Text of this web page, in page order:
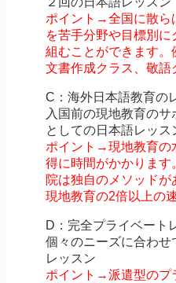
ポイント→全国に散ら
を苦手分野や目標別
組むことができます。
文書作成クラス、敬語
C：海外日本語教育の
入国前の現地教育のサ
としての日本語レッス
ポイント→現地教育の
得に時間がかかります
院は独自のメソッド
現地教育の2倍以上の
D：完全プライベート
個々のニーズに合わせ
レッスン
ポイント→派遣型のプ